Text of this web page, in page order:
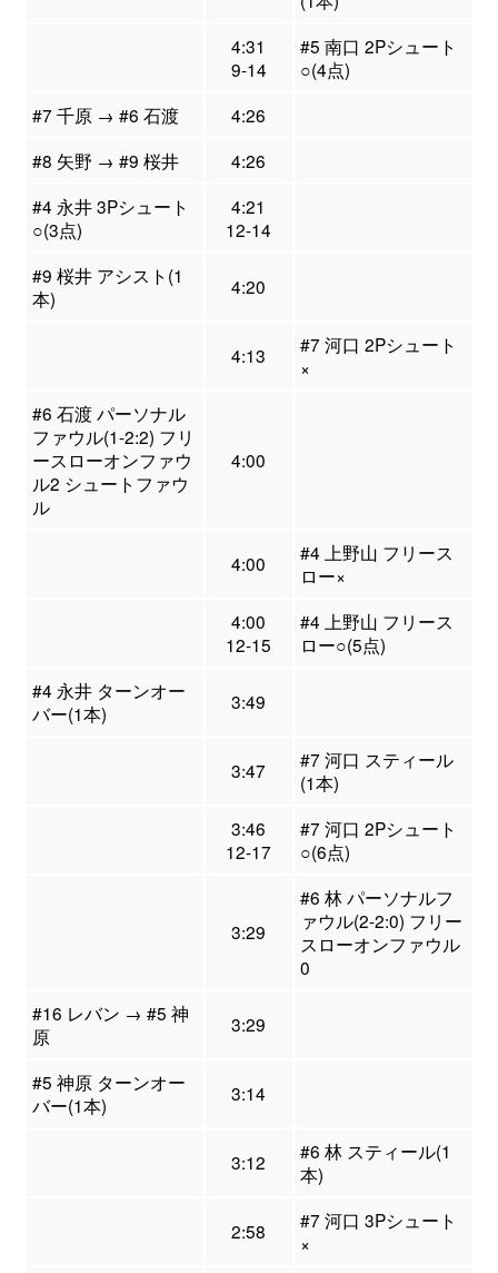
4:31
9-14
#5 南口 2Pシュート
○(4点)
#7 千原 → #6 石渡
4:26
#8 矢野 → #9 桜井
4:26
#4 永井 3Pシュート
○(3点)
4:21
12-14
#9 桜井 アシスト(1
本)
4:20
4:13
#7 河口 2Pシュート
×
#6 石渡 パーソナル
ファウル(1-2:2) フリ
ースローオンファウ
ル2 シュートファウ
ル
4:00
4:00
#4 上野山 フリース
ロー×
4:00
12-15
#4 上野山 フリース
ロー○(5点)
#4 永井 ターンオー
バー(1本)
3:49
3:47
#7 河口 スティール
(1本)
3:46
12-17
#7 河口 2Pシュート
○(6点)
3:29
#6 林 パーソナルフ
ァウル(2-2:0) フリー
スローオンファウル
0
#16 レバン → #5 神
原
3:29
#5 神原 ターンオー
バー(1本)
3:14
3:12
#6 林 スティール(1
本)
2:58
#7 河口 3Pシュート
×